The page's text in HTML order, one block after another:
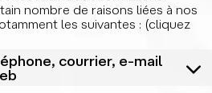
nombre de raisons liées à nos
les suivantes : (cliquez
courrier, e-mail